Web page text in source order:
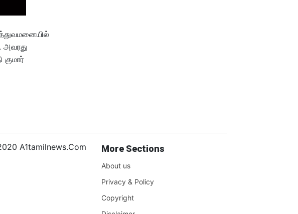
அவரது
A1tamilnews.Com More Sections
About us
Privacy & Policy
Copyright